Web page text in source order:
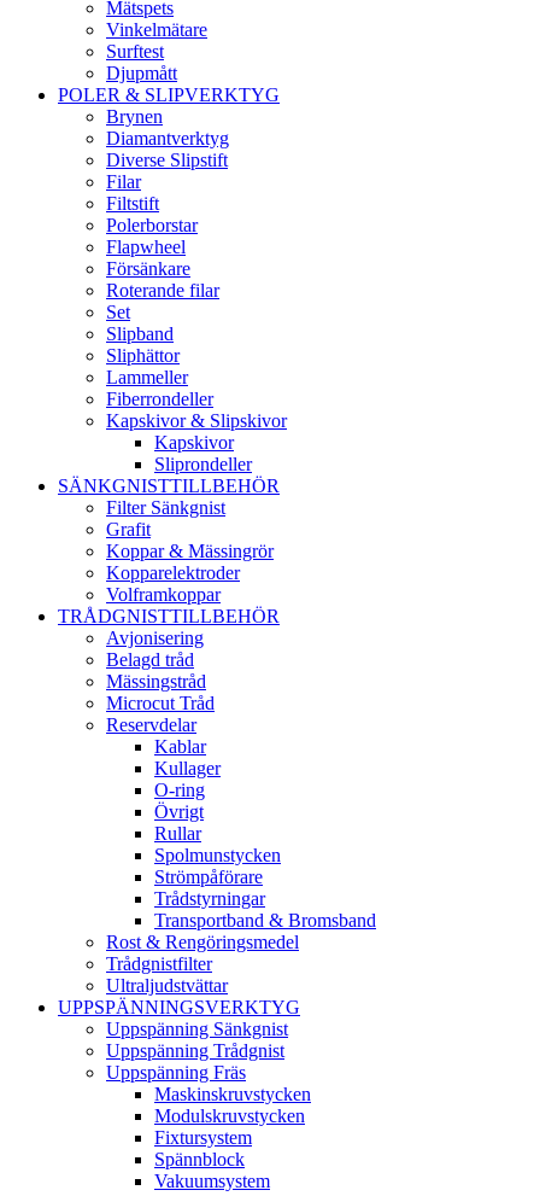
Mätspets
Vinkelmätare
Surftest
Djupmått
POLER & SLIPVERKTYG
Brynen
Diamantverktyg
Diverse Slipstift
Filar
Filtstift
Polerborstar
Flapwheel
Försänkare
Roterande filar
Set
Slipband
Sliphättor
Lammeller
Fiberrondeller
Kapskivor & Slipskivor
Kapskivor
Sliprondeller
SÄNKGNISTTILLBEHÖR
Filter Sänkgnist
Grafit
Koppar & Mässingrör
Kopparelektroder
Volframkoppar
TRÅDGNISTTILLBEHÖR
Avjonisering
Belagd tråd
Mässingstråd
Microcut Tråd
Reservdelar
Kablar
Kullager
O-ring
Övrigt
Rullar
Spolmunstycken
Strömpåförare
Trådstyrningar
Transportband & Bromsband
Rost & Rengöringsmedel
Trådgnistfilter
Ultraljudstvättar
UPPSPÄNNINGSVERKTYG
Uppspänning Sänkgnist
Uppspänning Trådgnist
Uppspänning Fräs
Maskinskruvstycken
Modulskruvstycken
Fixtursystem
Spännblock
Vakuumsystem